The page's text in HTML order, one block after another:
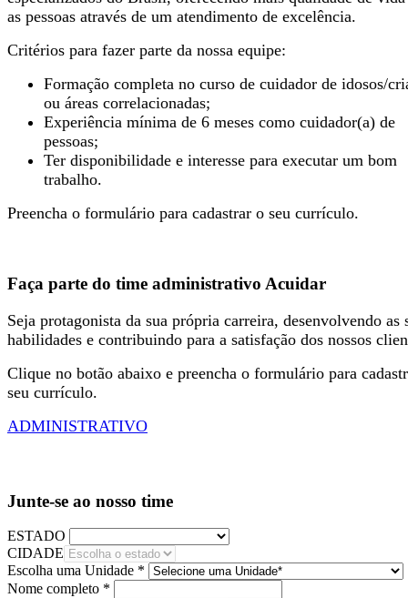
as pessoas através de um atendimento de excelência.
Critérios para fazer parte da nossa equipe:
Formação completa no curso de cuidador de idosos/
ou áreas correlacionadas;
Experiência mínima de 6 meses como cuidador(a) de
pessoas;
Ter disponibilidade e interesse para executar um bom
trabalho.
Preencha o formulário para cadastrar o seu currículo.
Faça parte do time administrativo Acuidar
Seja protagonista da sua própria carreira, desenvolvendo as
habilidades e contribuindo para a satisfação dos nossos
Clique no botão abaixo e preencha o formulário para
seu currículo.
ADMINISTRATIVO
Junte-se ao nosso time
ESTADO
CIDADE
Escolha uma Unidade *
Nome completo *